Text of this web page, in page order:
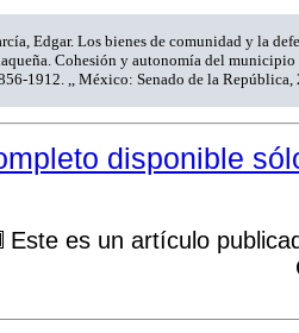
Edgar. Los bienes de comunidad y la
Cohesión y autonomía del municipio
1912. ,, México: Senado de la República,
disponible
Este es un artículo